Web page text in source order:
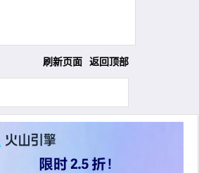
刷新页面 返回顶部